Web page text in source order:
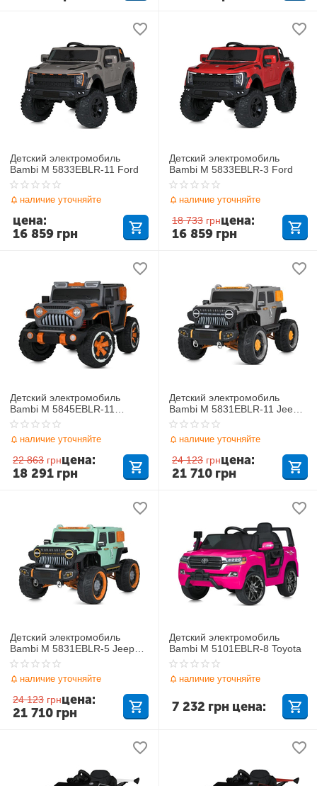
Детский электромобиль
Bambi M 5833EBLR-11 Ford
наличие уточняйте
16 859 грн
цена:
Детский электромобиль
Bambi M 5833EBLR-3 Ford
наличие уточняйте
18 733 грн
16 859 грн
цена:
Детский электромобиль
Bambi M 5845EBLR-11
Mercedes
наличие уточняйте
22 863 грн
18 291 грн
цена:
Детский электромобиль
Bambi M 5831EBLR-11 Jeep
Hurricane
наличие уточняйте
24 123 грн
21 710 грн
цена:
Детский электромобиль
Bambi M 5831EBLR-5 Jeep
Hurricane
наличие уточняйте
24 123 грн
21 710 грн
цена:
Детский электромобиль
Bambi M 5101EBLR-8 Toyota
наличие уточняйте
7 232 грн цена: